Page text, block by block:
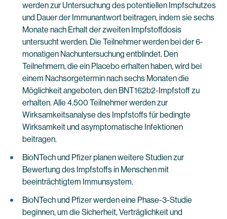
werden zur Untersuchung des potentiellen Impfschutzes
und Dauer der Immunantwort beitragen, indem sie sechs
Monate nach Erhalt der zweiten Impfstoffdosis
untersucht werden. Die Teilnehmer werden bei der 6-
monatigen Nachuntersuchung entblindet. Den
Teilnehmern, die ein Placebo erhalten haben, wird bei
einem Nachsorgetermin nach sechs Monaten die
Möglichkeit angeboten, den BNT162b2-Impfstoff zu
erhalten. Alle 4.500 Teilnehmer werden zur
Wirksamkeitsanalyse des Impfstoffs für bedingte
Wirksamkeit und asymptomatische Infektionen
beitragen.
BioNTech und Pfizer planen weitere Studien zur
Bewertung des Impfstoffs in Menschen mit
beeinträchtigtem Immunsystem.
BioNTech und Pfizer werden eine Phase-3-Studie
beginnen, um die Sicherheit, Verträglichkeit und